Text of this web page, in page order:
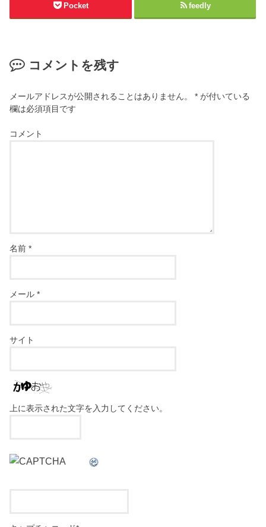
Pocket feedly
コメントを残す
メールアドレスが公開されることはありません。 * が付いている
欄は必須項目です
コメント
名前*
メール*
サイト
上に表示された文字を入力してください。